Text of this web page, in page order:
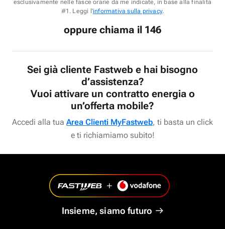
esclusivamente nelle fasce orarie da me indicate, in base alla finalità
#1. Leggi l'informativa sulla privacy.
oppure chiama il 146
Sei già cliente Fastweb e hai bisogno
d’assistenza?
Vuoi attivare un contratto energia o
un’offerta mobile?
Accedi alla tua Area Clienti MyFastweb, ti basta un click
e ti richiamiamo subito!
Insieme, siamo futuro